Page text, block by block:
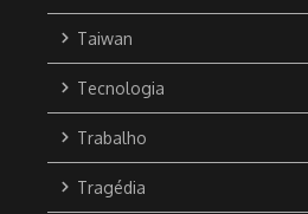
Taiwan
Tecnologia
Trabalho
Tragédia